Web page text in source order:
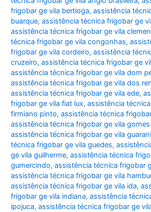
frigobar ge vila bertioga,assistência
buarque,assistência técnica frigobar ge
assistência técnica frigobar ge vila
técnica frigobar ge vila congonhas,
frigobar ge vila cordeiro,assistência
cruzeiro,assistência técnica frigobar ge
assistência técnica frigobar ge vila dom
assistência técnica frigobar ge vila dos
assistência técnica frigobar ge vila ede,
frigobar ge vila fiat lux,assistência
firmiano pinto,assistência técnica
assistência técnica frigobar ge vila
assistência técnica frigobar ge vila guarani
técnica frigobar ge vila guedes,
ge vila guilherme,assistência técnica
gumercindo,assistência técnica frigobar
assistência técnica frigobar ge vila
assistência técnica frigobar ge vila ida,
frigobar ge vila indiana,assistência
ipojuca,assistência técnica frigobar ge